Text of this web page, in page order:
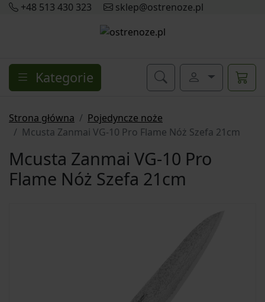
+48 513 430 323 sklep@ostrenoze.pl
Kategorie
Strona główna
Pojedyncze noże
Mcusta Zanmai VG-10 Pro Flame Nóż Szefa 21cm
Mcusta Zanmai VG-10 Pro
Flame Nóż Szefa 21cm